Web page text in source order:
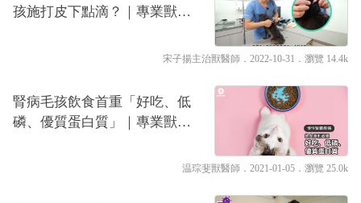
孩施打皮下點滴？｜專業獸醫
宋子揚主治獸醫師 ．2022-10-31． 瀏覽 14.4k
腎病毛孩飲食首重「好吃、低
磷、優質蛋白質」｜專業獸醫
温琮斐獸醫師 ．2021-01-05． 瀏覽 25.0k